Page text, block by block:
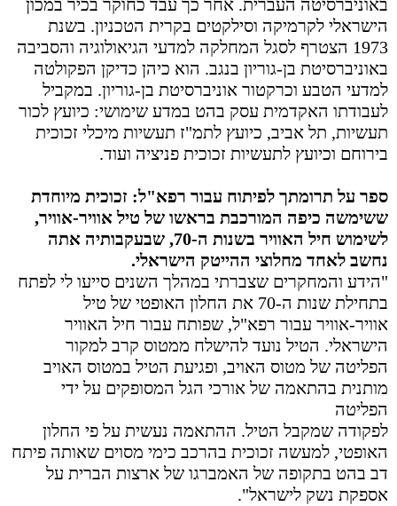
באוניברסיטה העברית. אחר כך עבד כחוקר בכיר במכון
הישראלי לקרמיקה וסילקטים בקרית הטכניון. בשנת
1973 הצטרף לסגל המחלקה למדעי הגיאולוגיה והסביבה
באוניברסיטת בן-גוריון בנגב. הוא כיהן כדיקן הפקולטה
למדעי הטבע וכרקטור אוניברסיטת בן-גוריון. במקביל
לעבודתו האקדמית עסק בהט במדע שימושי: כיועץ לכור
תעשיות, תל אביב, כיועץ לתמ"ז תעשיות מיכלי זכוכית
בירוחם וכיועץ לתעשיות זכוכית פניציה ועוד.
ספר על תרומתך לפיתוח עבור רפא"ל: זכוכית מיוחדת
ששימשה כיפה המורכבת בראשו של טיל אוויר-אוויר,
לשימוש חיל האוויר בשנות ה-70, שבעקבותיה אתה
נחשב לאחד מחלוצי ההייטק הישראלי.
"הידע והמחקרים שצברתי במהלך השנים סייעו לי לפתח
בתחילת שנות ה-70 את החלון האופטי של טיל
אוויר-אוויר עבור רפא"ל, שפותח עבור חיל האוויר
הישראלי. הטיל נועד להישלח ממטוס קרב למקור
הפליטה של מטוס האויב, ופגיעת הטיל במטוס האויב
מותנית בהתאמה של אורכי הגל המסופקים על ידי
הפליטה
לפקודה שמקבל הטיל. ההתאמה נעשית על פי החלון
האופטי, למעשה זכוכית בהרכב כימי מסוים שאותה פיתח
דב בהט בתקופה של האמברגו של ארצות הברית על
אספקת נשק לישראל".